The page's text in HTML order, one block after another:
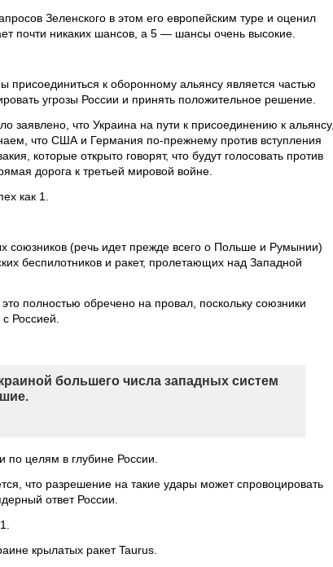
Зеленского в этом его европейским туре и оценил
почти никаких шансов, а 5 — шансы очень высокие.
присоединиться к оборонному альянсу является частью
угрозы России и принять положительное решение.
что Украина на пути к присоединению к альянсу,
что США и Германия по-прежнему против вступления
которые открыто говорят, что будут голосовать против
дорога к третьей мировой войне.
как 1.
(речь идет прежде всего о Польше и Румынии)
беспилотников и ракет, пролетающих над Западной
полностью обречено на провал, поскольку союзники
Россией.
большего числа западных систем
целям в глубине России.
что разрешение на такие удары может спровоцировать
ответ России.
крылатых ракет Taurus.